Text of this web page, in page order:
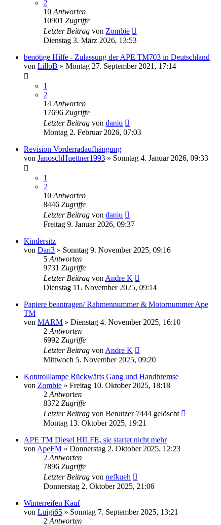
2
10 Antworten
10901 Zugriffe
Letzter Beitrag von Zombie
Dienstag 3. März 2026, 13:53
benötige Hilfe - Zulassung der APE TM703 in Deutschland
von LilloB » Montag 27. September 2021, 17:14
1
2
14 Antworten
17696 Zugriffe
Letzter Beitrag von daniu
Montag 2. Februar 2026, 07:03
Revision Vorderradaufhängung
von JanoschHuettner1993 » Sonntag 4. Januar 2026, 09:33
1
2
10 Antworten
8446 Zugriffe
Letzter Beitrag von daniu
Freitag 9. Januar 2026, 09:37
Kindersitz
von Dan3 » Sonntag 9. November 2025, 09:16
5 Antworten
9731 Zugriffe
Letzter Beitrag von Andre K
Dienstag 11. November 2025, 09:14
Papiere beantragen/ Rahmennummer & Motornummer Ape
TM
von MARM » Dienstag 4. November 2025, 16:10
2 Antworten
6992 Zugriffe
Letzter Beitrag von Andre K
Mittwoch 5. November 2025, 09:20
Kontrolllampe Rückwärts Gang und Handbremse
von Zombie » Freitag 10. Oktober 2025, 18:18
2 Antworten
8372 Zugriffe
Letzter Beitrag von Benutzer 7444 gelöscht
Montag 13. Oktober 2025, 19:21
APE TM Diesel HILFE, sie startet nicht mehr
von ApeFM » Donnerstag 2. Oktober 2025, 12:23
2 Antworten
7896 Zugriffe
Letzter Beitrag von nefkueh
Donnerstag 2. Oktober 2025, 21:06
Winterreifen Kauf
von Luigi65 » Sonntag 7. September 2025, 13:21
2 Antworten